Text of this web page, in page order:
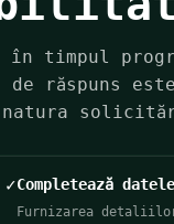
în timpul
răspuns
natura
✓Completează
Furnizarea